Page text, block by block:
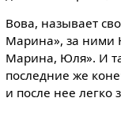
Вова, называет
Марина», за ними
Марина, Юля». И
последние же
и после нее легко